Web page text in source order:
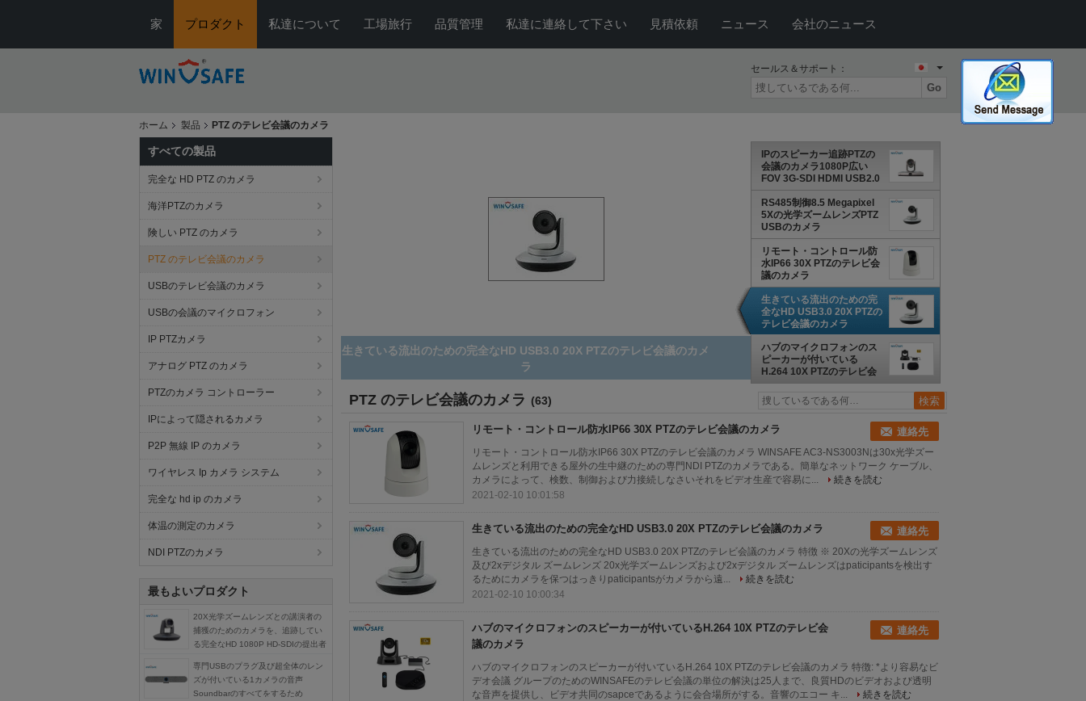
家 プロダクト 私達について 工場旅行 品質管理 私達に連絡して下さい 見積依頼 ニュース 会社のニュース
セールス＆サポート：
Go
ホーム 製品 PTZ のテレビ会議のカメラ
すべての製品
完全な HD PTZ のカメラ
海洋PTZのカメラ
険しい PTZ のカメラ
PTZ のテレビ会議のカメラ
USBのテレビ会議のカメラ
USBの会議のマイクロフォン
IP PTZカメラ
アナログ PTZ のカメラ
PTZのカメラ コントローラー
IPによって隠されるカメラ
P2P 無線 IP のカメラ
ワイヤレス Ip カメラ システム
完全な hd ip のカメラ
体温の測定のカメラ
NDI PTZのカメラ
最もよいプロダクト
20X光学ズームレンズとの講演者の
捕獲のためのカメラを、追跡してい
る完全なHD 1080P HD-SDIの提出者
専門USBのプラグ及び超全体のレン
ズが付いている1カメラの音声
Soundbarのすべてをするため
ハブのマイクロフォンのスピーカーが付いているH.264 10X PTZのテレ
ビ会議のカメラ
IPのスピーカー追跡PTZの
会議のカメラ1080P広い
FOV 3G-SDI HDMI USB2.0
RS485制御8.5 Megapixel
5Xの光学ズームレンズPTZ
USBのカメラ
リモート・コントロール防
水IP66 30X PTZのテレビ会
議のカメラ
生きている流出のための完
全なHD USB3.0 20X PTZの
テレビ会議のカメラ
ハブのマイクロフォンのス
ピーカーが付いている
H.264 10X PTZのテレビ会
議のカメラ
PTZ のテレビ会議のカメラ (63)
リモート・コントロール防水IP66 30X PTZのテレビ会議のカメラ 連絡先
リモート・コントロール防水IP66 30X PTZのテレビ会議のカメラ WINSAFE AC3-NS3003Nは30x光学ズー
ムレンズと利用できる屋外の生中継のための専門NDI PTZのカメラである。簡単なネットワーク ケーブル、
カメラによって、検数、制御および力接続しなさいそれをビデオ生産で容易に...
続きを読む
2021-02-10 10:01:58
生きている流出のための完全なHD USB3.0 20X PTZのテレビ会議のカメラ 連絡先
生きている流出のための完全なHD USB3.0 20X PTZのテレビ会議のカメラ 特徴 ※ 20Xの光学ズームレンズ
及び2xデジタル ズームレンズ 20x光学ズームレンズおよび2xデジタル ズームレンズはpaticipantsを検出す
るためにカメラを保つはっきりpaticipantsがカメラから遠...
続きを読む
2021-02-10 10:00:34
ハブのマイクロフォンのスピーカーが付いているH.264 10X PTZのテレビ会
議のカメラ
連絡先
ハブのマイクロフォンのスピーカーが付いているH.264 10X PTZのテレビ会議のカメラ 特徴: *より容易なビ
デオ会議 グループのためのWINSAFEのテレビ会議の単位の解決は25人まで、良質HDのビデオおよび透明
な音声を提供し、ビデオ共同のsapceであるように会合場所がする。音響のエコー キ...
続きを読む